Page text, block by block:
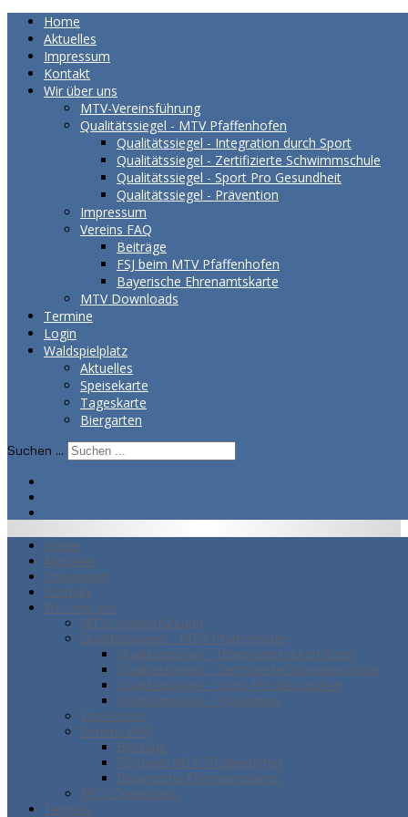
Home
Aktuelles
Impressum
Kontakt
Wir über uns
MTV-Vereinsführung
Qualitätssiegel - MTV Pfaffenhofen
Qualitätssiegel - Integration durch Sport
Qualitätssiegel - Zertifizierte Schwimmschule
Qualitätssiegel - Sport Pro Gesundheit
Qualitätssiegel - Prävention
Impressum
Vereins FAQ
Beiträge
FSJ beim MTV Pfaffenhofen
Bayerische Ehrenamtskarte
MTV Downloads
Termine
Login
Waldspielplatz
Aktuelles
Speisekarte
Tageskarte
Biergarten
Suchen ...
Home
Aktuelles
Impressum
Kontakt
Wir über uns
MTV-Vereinsführung
Qualitätssiegel - MTV Pfaffenhofen
Qualitätssiegel - Integration durch Sport
Qualitätssiegel - Zertifizierte Schwimmschule
Qualitätssiegel - Sport Pro Gesundheit
Qualitätssiegel - Prävention
Impressum
Vereins FAQ
Beiträge
FSJ beim MTV Pfaffenhofen
Bayerische Ehrenamtskarte
MTV Downloads
Termine